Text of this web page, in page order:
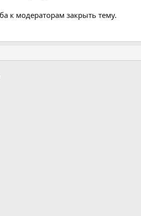
к модераторам закрыть тему.
почта